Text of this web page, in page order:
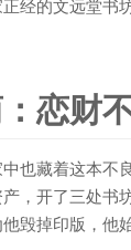
经的文远堂书
恋财
也藏着这本不
，开了三处书
毁掉印版，他